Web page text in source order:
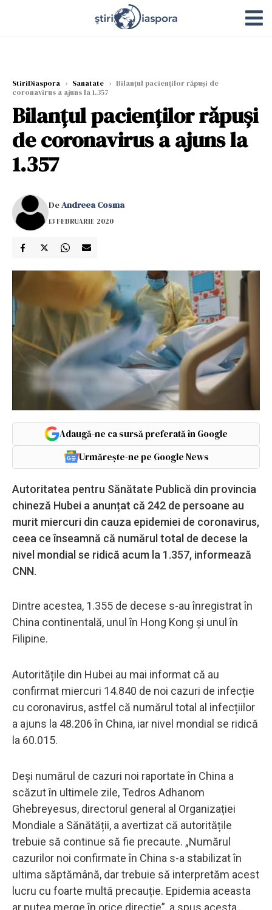
StiriDiaspora › Sanatate › Bilanţul pacienţilor răpuşi de
coronavirus a ajuns la 1.357
Bilanţul pacienţilor răpuşi
de coronavirus a ajuns la
1.357
DeAndreea Cosma
13 FEBRUARIE 2020
Adaugă-ne ca sursă preferată în Google
Urmărește-ne pe Google News
Autoritatea pentru Sănătate Publică din provincia
chineză Hubei a anunțat că 242 de persoane au
murit miercuri din cauza epidemiei de coronavirus,
ceea ce înseamnă că numărul total de decese la
nivel mondial se ridică acum la 1.357, informează
CNN.
Dintre acestea, 1.355 de decese s-au înregistrat în
China continentală, unul în Hong Kong și unul în
Filipine.
Autoritățile din Hubei au mai informat că au
confirmat miercuri 14.840 de noi cazuri de infecție
cu coronavirus, astfel că numărul total al infecțiilor
a ajuns la 48.206 în China, iar nivel mondial se ridică
la 60.015.
Deși numărul de cazuri noi raportate în China a
scăzut în ultimele zile, Tedros Adhanom
Ghebreyesus, directorul general al Organizației
Mondiale a Sănătății, a avertizat că autoritățile
trebuie să continue să fie precaute. „Numărul
cazurilor noi confirmate în China s-a stabilizat în
ultima săptămână, dar trebuie să interpretăm acest
lucru cu foarte multă precauție. Epidemia aceasta
ar putea merge în orice direcție”, a spus acesta.